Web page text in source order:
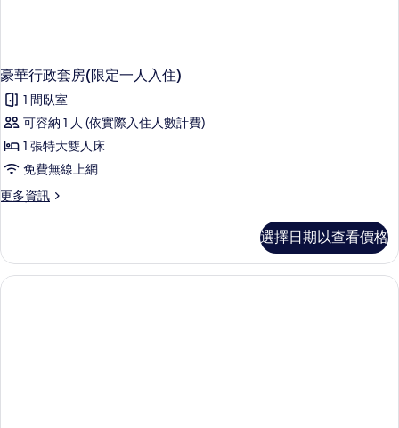
豪華行政套房(限定一人入住)
1 間臥室
可容納 1 人 (依實際入住人數計費)
1 張特大雙人床
免費無線上網
更多資訊
更
行
政
套
選擇日期以查看價格